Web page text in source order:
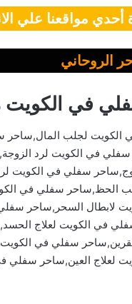
أحدي مواقعنا علي
الروحاني
في
لجلب المال,ساحر
سفلي في الكويت لرد
سفلي في الكويت
الحظ,ساحر سفلي في
لابطال السحر,ساحر
في الكويت لعلاج
سفلي في الكويت
لعلاج العين,ساحر سفلي